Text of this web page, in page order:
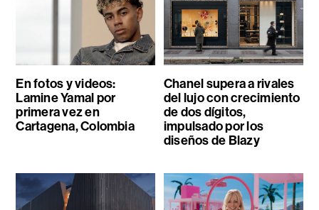
En fotos y videos:
Lamine Yamal por
primera vez en
Cartagena, Colombia
Chanel supera a rivales
del lujo con crecimiento
de dos dígitos,
impulsado por los
diseños de Blazy